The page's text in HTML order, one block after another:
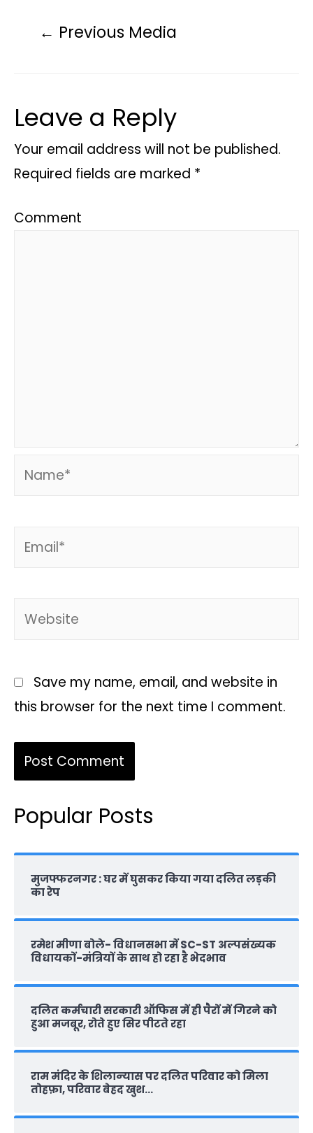
← Previous Media
Leave a Reply
Your email address will not be published.
Required fields are marked *
Comment
Save my name, email, and website in
this browser for the next time I comment.
Popular Posts
मुजफ्फरनगर : घर में घुसकर किया गया दलित लड़की
का रेप
रमेश मीणा बोले- विधानसभा में SC-ST अल्पसंख्यक
विधायकों-मंत्रियों के साथ हो रहा है भेदभाव
दलित कर्मचारी सरकारी ऑफ‍िस में ही पैरों में गिरने को
हुआ मजबूर, रोते हुए सिर पीटते रहा
राम मंदिर के शिलान्‍यास पर दलित परिवार को मिला
तोहफ़ा, परिवार बेहद खुश…